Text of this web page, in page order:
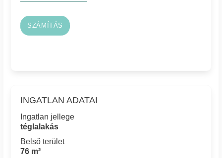
SZÁMÍTÁS
INGATLAN ADATAI
Ingatlan jellege
téglalakás
Belső terület
76 m²